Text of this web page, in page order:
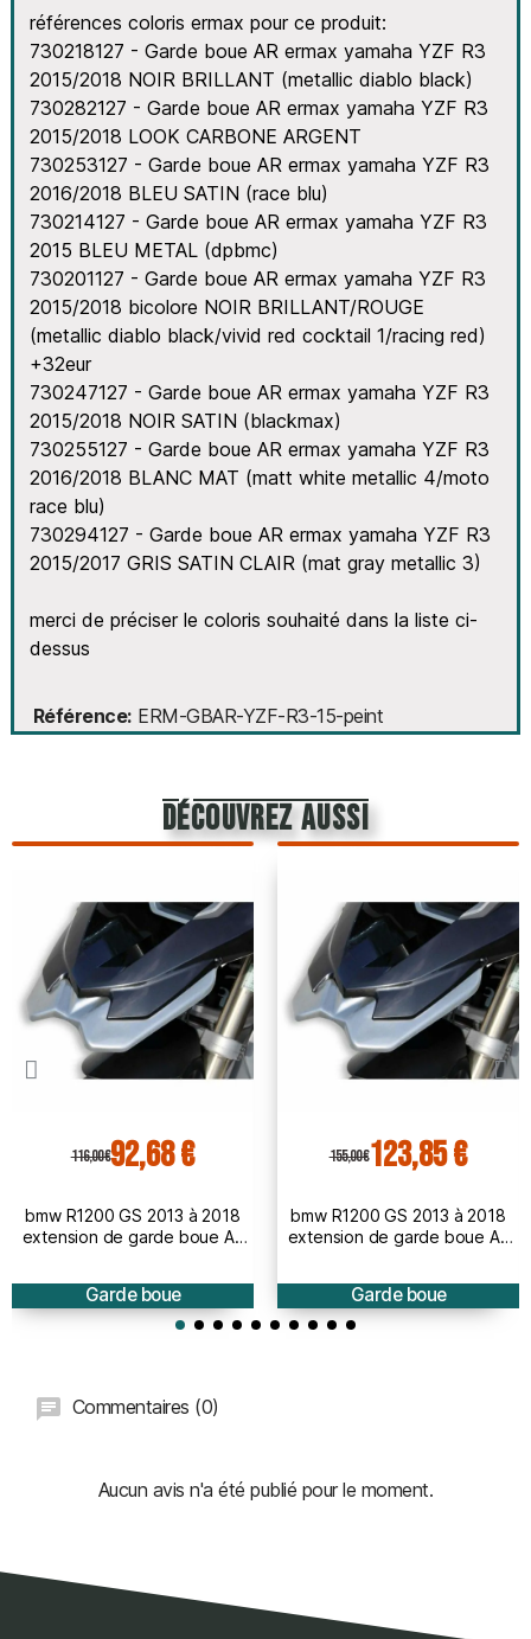
références coloris ermax pour ce produit:
730218127 - Garde boue AR ermax yamaha YZF R3
2015/2018 NOIR BRILLANT (metallic diablo black)
730282127 - Garde boue AR ermax yamaha YZF R3
2015/2018 LOOK CARBONE ARGENT
730253127 - Garde boue AR ermax yamaha YZF R3
2016/2018 BLEU SATIN (race blu)
730214127 - Garde boue AR ermax yamaha YZF R3
2015 BLEU METAL (dpbmc)
730201127 - Garde boue AR ermax yamaha YZF R3
2015/2018 bicolore NOIR BRILLANT/ROUGE
(metallic diablo black/vivid red cocktail 1/racing red)
+32eur
730247127 - Garde boue AR ermax yamaha YZF R3
2015/2018 NOIR SATIN (blackmax)
730255127 - Garde boue AR ermax yamaha YZF R3
2016/2018 BLANC MAT (matt white metallic 4/moto
race blu)
730294127 - Garde boue AR ermax yamaha YZF R3
2015/2017 GRIS SATIN CLAIR (mat gray metallic 3)
merci de préciser le coloris souhaité dans la liste ci-
dessus
Référence ERM-GBAR-YZF-R3-15-peint
découvrez aussi
116,00 €92,68 €
bmw R1200 GS 2013 à 2018
extension de garde boue AV
Garde boue
155,00 €123,85 €
bmw R1200 GS 2013 à 2018
extension de garde boue AV
Garde boue
Commentaires (0)
Aucun avis n'a été publié pour le moment.